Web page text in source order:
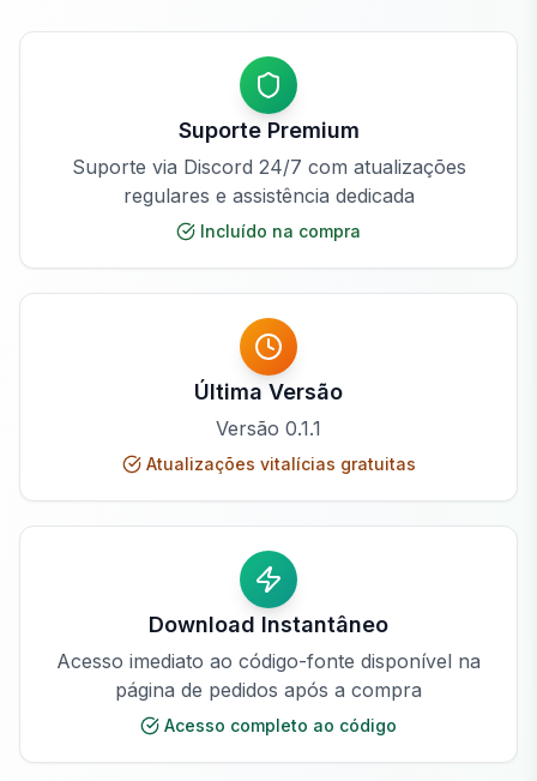
Suporte Premium
Suporte via Discord 24/7 com atualizações
regulares e assistência dedicada
Incluído na compra
Última Versão
Versão 0.1.1
Atualizações vitalícias gratuitas
Download Instantâneo
Acesso imediato ao código-fonte disponível na
página de pedidos após a compra
Acesso completo ao código